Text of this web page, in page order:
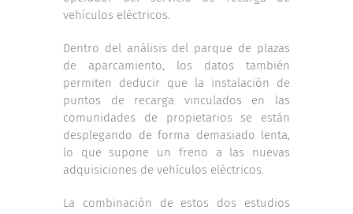
vehículos eléctricos.
Dentro del análisis del parque de plazas
de aparcamiento, los datos también
permiten deducir que la instalación de
puntos de recarga vinculados en las
comunidades de propietarios se están
desplegando de forma demasiado lenta,
lo que supone un freno a las nuevas
adquisiciones de vehículos eléctricos.
La combinación de estos dos estudios